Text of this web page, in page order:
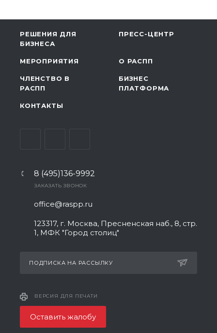
РЕШЕНИЯ ДЛЯ
БИЗНЕСА
ПРЕСС-ЦЕНТР
МЕРОПРИЯТИЯ О РАСПП
ЧЛЕНСТВО В
РАСПП
БИЗНЕС
ПЛАТФОРМА
КОНТАКТЫ
8 (495)136-9992
ЗАКАЗАТЬ ЗВОНОК
office@raspp.ru
123317, г. Москва, Пресненская наб., 8, стр.
1, МФК "Город столиц"
ПОДПИСКА НА РАССЫЛКУ
ВЕРСИЯ ДЛЯ ПЕЧАТИ
Оставить жалобу